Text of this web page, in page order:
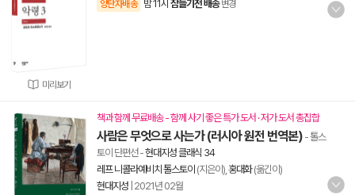
미리보기
양탄자배송 밤 11시 잠들기전 배송 변경
책과 함께 무료배송 - 함께 사기 좋은 특가 도서 · 저가 도서 총집합
사람은 무엇으로 사는가 (러시아 원전 번역본) - 톨스
토이 단편선-현대지성 클래식 34
레프 니콜라예비치 톨스토이 (지은이), 홍대화(옮긴이)
현대지성 2021년 02월